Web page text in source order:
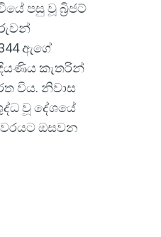
පසු වූ බ්‍රිජට්
ඇගේ
දියණිය කැතරින්
විය. නිවාස
වූ දේශයේ
ඔසවන